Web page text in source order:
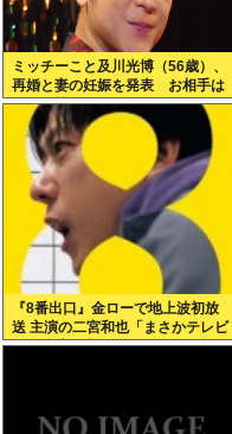
ミッチーこと及川光博（56歳）、
再婚と妻の妊娠を発表 お相手は
一般女性
『8番出口』金ローで地上波初放
送 主演の二宮和也「まさかテレビ
にまで迷い込んでしまうとは」